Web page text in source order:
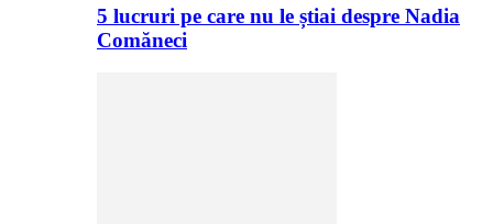
5 lucruri pe care nu le știai despre Nadia
Comăneci